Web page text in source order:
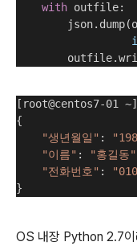
with outfile:
[root@centos7-01 ~]
{
"생년월일" :
"이름" : "홍길동"
"전화번호" :
}
OS 내장 Python 2.7이